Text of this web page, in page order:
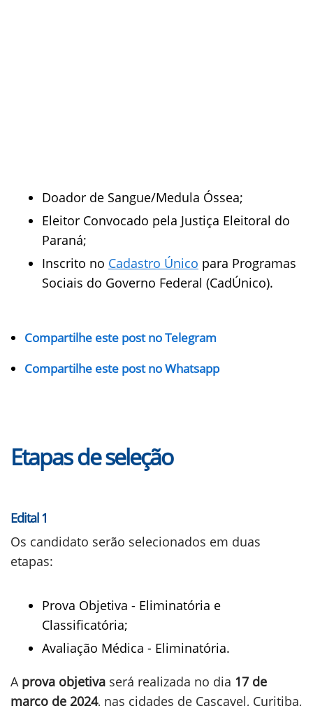
Doador de Sangue/Medula Óssea;
Eleitor Convocado pela Justiça Eleitoral do
Paraná;
Inscrito no Cadastro Único para Programas
Sociais do Governo Federal (CadÚnico).
Compartilhe este post no Telegram
Compartilhe este post no Whatsapp
Etapas de seleção
Edital 1
Os candidato serão selecionados em duas
etapas:
Prova Objetiva - Eliminatória e
Classificatória;
Avaliação Médica - Eliminatória.
A prova objetiva será realizada no dia 17 de
março de 2024, nas cidades de Cascavel, Curitiba,